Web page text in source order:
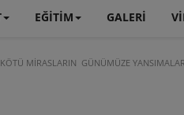
EĞİTİM GALERİ
MİRASLARIN GÜNÜMÜZE